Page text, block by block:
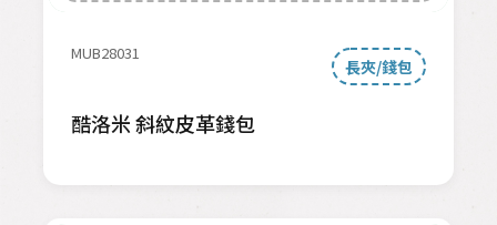
MUB28031
長夾/錢包
酷洛米 斜紋皮革錢包